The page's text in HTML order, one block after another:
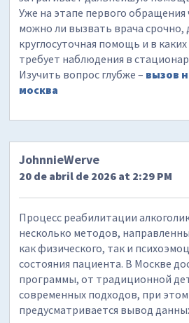
Уже на этапе первого обращения
можно ли вызвать врача срочно,
круглосуточная помощь и в каких
требует наблюдения в
Изучить вопрос глубже – вызов
москва
JohnnieWerve
20 de abril de 2026 at 2:29 PM
Процесс реабилитации
несколько методов,
как физического, так и
состояния пациента. В Москве
программы, от традиционной
современных подходов, при этом
предусматривается вывод